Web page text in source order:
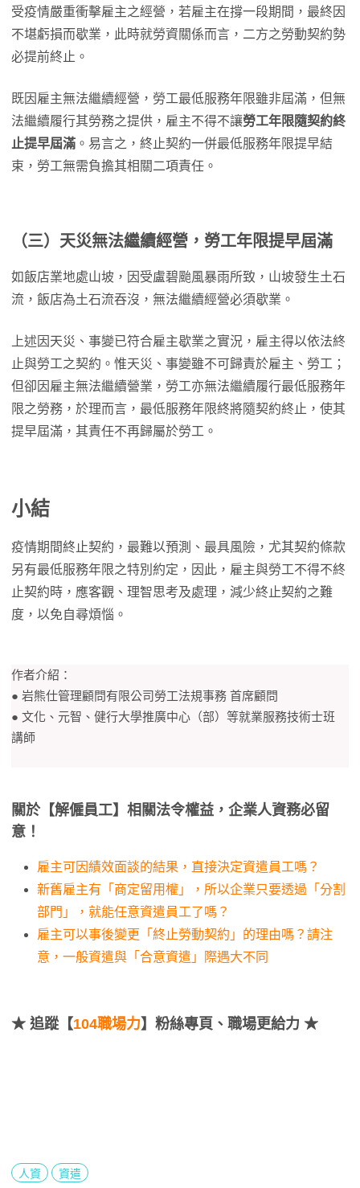
受疫情嚴重衝擊雇主之經營，若雇主在撐一段期間，最終因
不堪虧損而歇業，此時就勞資關係而言，二方之勞動契約勢
必提前終止。
既因雇主無法繼續經營，勞工最低服務年限雖非屆滿，但無
法繼續履行其勞務之提供，雇主不得不讓勞工年限隨契約終
止提早屆滿 。易言之，終止契約一併最低服務年限提早結
束，勞工無需負擔其相關二項責任。
（三）天災無法繼續經營，勞工年限提早屆滿
如飯店業地處山坡，因受盧碧颱風暴雨所致，山坡發生土石
流，飯店為土石流吞沒，無法繼續經營必須歇業。
上述因天災、事變已符合雇主歇業之實況，雇主得以依法終
止與勞工之契約。惟天災、事變雖不可歸責於雇主、勞工；
但卻因雇主無法繼續營業，勞工亦無法繼續履行最低服務年
限之勞務，於理而言，最低服務年限終將隨契約終止，使其
提早屆滿，其責任不再歸屬於勞工。
小結
疫情期間終止契約，最難以預測、最具風險，尤其契約條款
另有最低服務年限之特別約定，因此，雇主與勞工不得不終
止契約時，應客觀、理智思考及處理，減少終止契約之難
度，以免自尋煩惱。
作者介紹：
● 岩熊仕管理顧問有限公司勞工法規事務 首席顧問
● 文化、元智、健行大學推廣中心（部）等就業服務技術士班
講師
關於【解僱員工】相關法令權益，企業人資務必留
意！
雇主可因績效面談的結果，直接決定資遣員工嗎？
新舊雇主有「商定留用權」，所以企業只要透過「分割
部門」，就能任意資遣員工了嗎？
雇主可以事後變更「終止勞動契約」的理由嗎？請注
意，一般資遣與「合意資遣」際遇大不同
★ 追蹤【104職場力】粉絲專頁、職場更給力 ★
人資 資遣